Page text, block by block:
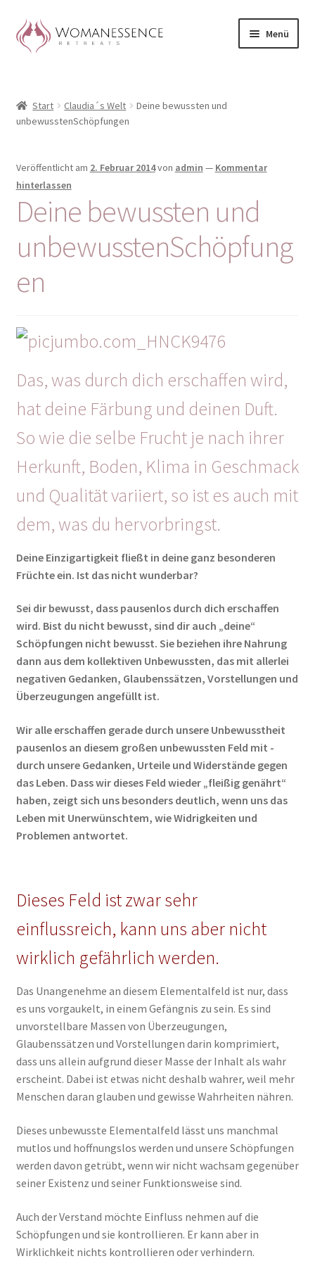
Zur
Navigation
Zum
Inhalt
Menü
Blog
CLAUDIA TAVERNA
Woman-Circle
Erfahrungen
Warenkorb
Start Claudia´s Welt
Deine bewussten und
unbewusstenSchöpfungen
Veröffentlicht am 2. Februar 2014von admin — Kommentar
hinterlassen
Deine bewussten und
unbewusstenSchöpfung
en
Das, was durch dich erschaffen wird,
hat deine Färbung und deinen Duft.
So wie die selbe Frucht je nach ihrer
Herkunft, Boden, Klima in Geschmack
und Qualität variiert, so ist es auch mit
dem, was du hervorbringst.
Deine Einzigartigkeit fließt in deine ganz besonderen
Früchte ein. Ist das nicht wunderbar?
Sei dir bewusst, dass pausenlos durch dich erschaffen
wird. Bist du nicht bewusst, sind dir auch „deine“
Schöpfungen nicht bewusst. Sie beziehen ihre Nahrung
dann aus dem kollektiven Unbewussten, das mit allerlei
negativen Gedanken, Glaubenssätzen, Vorstellungen und
Überzeugungen angefüllt ist.
Wir alle erschaffen gerade durch unsere Unbewusstheit
pausenlos an diesem großen unbewussten Feld mit -
durch unsere Gedanken, Urteile und Widerstände gegen
das Leben. Dass wir dieses Feld wieder „fleißig genährt“
haben, zeigt sich uns besonders deutlich, wenn uns das
Leben mit Unerwünschtem, wie Widrigkeiten und
Problemen antwortet.
Dieses Feld ist zwar sehr
einflussreich, kann uns aber nicht
wirklich gefährlich werden.
Das Unangenehme an diesem Elementalfeld ist nur, dass
es uns vorgaukelt, in einem Gefängnis zu sein. Es sind
unvorstellbare Massen von Überzeugungen,
Glaubenssätzen und Vorstellungen darin komprimiert,
dass uns allein aufgrund dieser Masse der Inhalt als wahr
erscheint. Dabei ist etwas nicht deshalb wahrer, weil mehr
Menschen daran glauben und gewisse Wahrheiten nähren.
Dieses unbewusste Elementalfeld lässt uns manchmal
mutlos und hoffnungslos werden und unsere Schöpfungen
werden davon getrübt, wenn wir nicht wachsam gegenüber
seiner Existenz und seiner Funktionsweise sind.
Auch der Verstand möchte Einfluss nehmen auf die
Schöpfungen und sie kontrollieren. Er kann aber in
Wirklichkeit nichts kontrollieren oder verhindern.